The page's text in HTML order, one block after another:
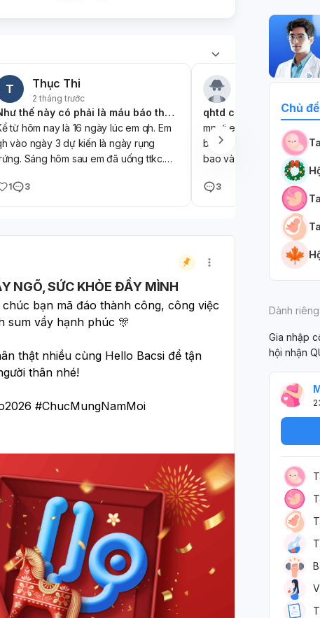
T Thục Thi
2 tháng trước
Như thế này có phải là máu báo thai không ạ?
từ hôm nay là 16 ngày lúc em qh. Em
vào ngày 3 dự kiến là ngày rụng
Sáng hôm sau em đã uống ttkc.
tháng, nhưng máu ít màu nâu hồng.
chờ đến sáng nay vẫn vậy, em có tức
Rất mong được giải đáp ạ!
1 3
Người dùng
qhtd ch đủ 18
mn ơi em và ngy co qhe
bạn ấy xuất ra ngoài,
bao và lúc qhe thì em có chảy máu đỏ thì
có làm sao ko ạ? có khả
ko ạ , em thấy bụg em hơi
nghĩ do bụng béo chứ ko
3
NGÕ, SỨC KHỎE ĐẦY MÌNH
bạn mã đáo thành công, công việc
sum vầy hạnh phúc 🎊
thật nhiều cùng Hello Bacsi để tận
thân nhé!
#ChucMungNamMoi
Chủ
Dành
Gia nhập
hội nhận